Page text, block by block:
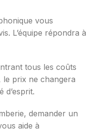
vous
L’équipe répondra à
tous les coûts
le prix ne changera
d’esprit.
demander un
aide à